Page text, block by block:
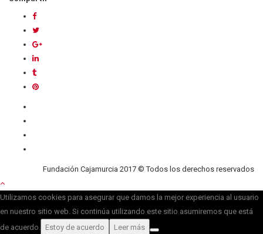
Fundación Cajamurcia 2017 © Todos los derechos reservados
Utilizamos cookies para asegurar que damos la mejor experiencia al usuario
en nuestro sitio web. Si continúa utilizando este sitio asumiremos que está
de acuerdo.
Estoy de acuerdo Leer más